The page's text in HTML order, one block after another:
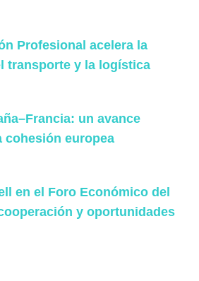
Profesional acelera la
transporte y la logística
un avance
cohesión europea
en el Foro Económico del
y oportunidades